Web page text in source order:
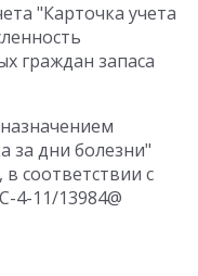
"Карточка учета
граждан запаса
за дни болезни"
соответствии с
4-11/13984@